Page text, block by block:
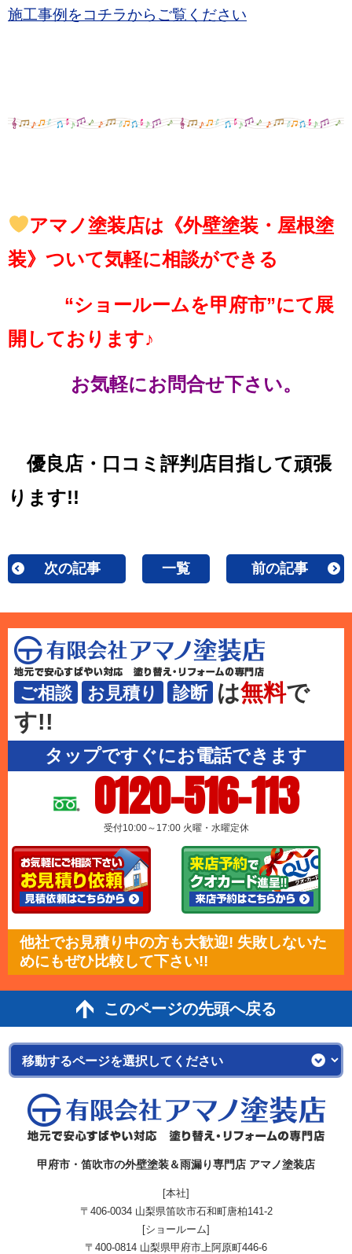
施工事例をコチラからご覧ください
アマノ塗装店は《外壁塗装・屋根塗
装》ついて気軽に相談ができる
“ショールームを甲府市”にて展
開しております♪
お気軽にお問合せ下さい。
優良店・口コミ評判店目指して頑張
ります!!
次の記事 一覧 前の記事
ご相談 お見積り 診断 は無料で
す!!
タップですぐにお電話できます
0120-516-113
受付10:00～17:00 火曜・水曜定休
他社でお見積り中の方も大歓迎! 失敗しないた
めにもぜひ比較して下さい!!
このページの先頭へ戻る
甲府市・笛吹市の外壁塗装＆雨漏り専門店 アマノ塗装店
[本社]
〒406-0034 山梨県笛吹市石和町唐柏141-2
[ショールーム]
〒400-0814 山梨県甲府市上阿原町446-6